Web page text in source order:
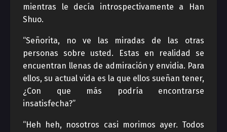
mientras le decía introspectivamente a Han
Shuo.
“Señorita, no ve las miradas de las otras
personas sobre usted. Estas en realidad se
encuentran llenas de admiración y envidia. Para
ellos, su actual vida es la que ellos sueñan tener,
¿Con que más podría encontrarse
insatisfecha?”
“Heh heh, nosotros casi morimos ayer. Todos